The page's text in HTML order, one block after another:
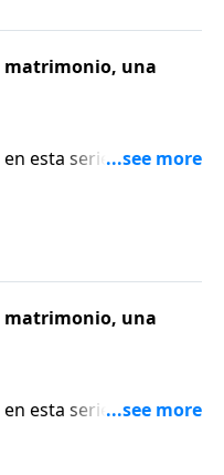
matrimonio, una
esta serie pretende
hijos fuera el
Ella tomó la
ser mamá.
matrimonio, una
esta serie pretende
hijos fuera el